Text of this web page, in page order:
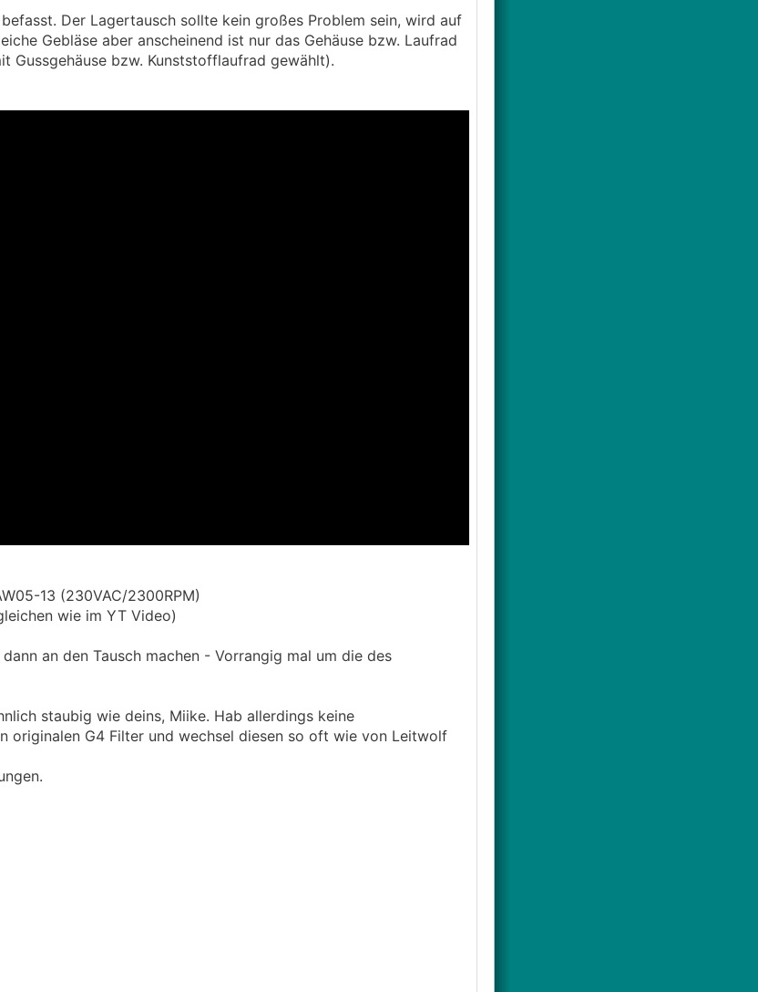
Der Lagertausch sollte kein großes Problem sein, wird auf
Gebläse aber anscheinend ist nur das Gehäuse bzw. Laufrad
Gussgehäuse bzw. Kunststofflaufrad gewählt).
13 (230VAC/2300RPM)
wie im YT Video)
an den Tausch machen - Vorrangig mal um die des
staubig wie deins, Miike. Hab allerdings keine
originalen G4 Filter und wechsel diesen so oft wie von Leitwolf